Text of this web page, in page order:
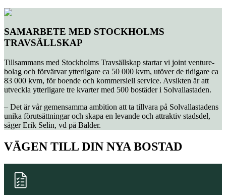
SAMARBETE MED STOCKHOLMS
TRAVSÄLLSKAP
Tillsammans med Stockholms Travsällskap startar vi joint venture-
bolag och förvärvar ytterligare ca 50 000 kvm, utöver de tidigare ca
83 000 kvm, för boende och kommersiell service. Avsikten är att
utveckla ytterligare tre kvarter med 500 bostäder i Solvallastaden.
– Det är vår gemensamma ambition att ta tillvara på Solvallastadens
unika förutsättningar och skapa en levande och attraktiv stadsdel,
säger Erik Selin, vd på Balder.
VÄGEN TILL DIN NYA BOSTAD